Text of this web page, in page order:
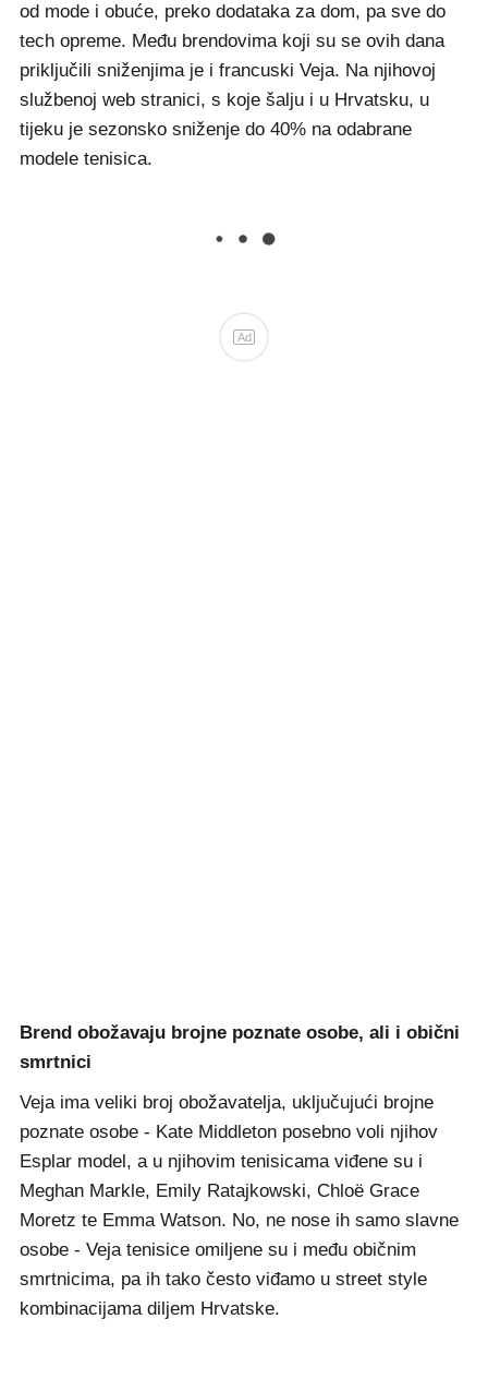
od mode i obuće, preko dodataka za dom, pa sve do
tech opreme. Među brendovima koji su se ovih dana
priključili sniženjima je i francuski Veja. Na njihovoj
službenoj web stranici, s koje šalju i u Hrvatsku, u
tijeku je sezonsko sniženje do 40% na odabrane
modele tenisica.
Ad
Brend obožavaju brojne poznate osobe, ali i obični
smrtnici
Veja ima veliki broj obožavatelja, uključujući brojne
poznate osobe - Kate Middleton posebno voli njihov
Esplar model, a u njihovim tenisicama viđene su i
Meghan Markle, Emily Ratajkowski, Chloë Grace
Moretz te Emma Watson. No, ne nose ih samo slavne
osobe - Veja tenisice omiljene su i među običnim
smrtnicima, pa ih tako često viđamo u street style
kombinacijama diljem Hrvatske.